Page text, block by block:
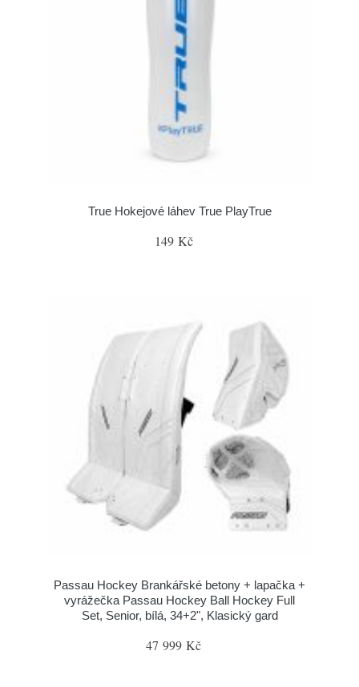
True Hokejové láhev True PlayTrue
149 Kč
Passau Hockey Brankářské betony + lapačka +
vyrážečka Passau Hockey Ball Hockey Full
Set, Senior, bílá, 34+2", Klasický gard
47 999 Kč